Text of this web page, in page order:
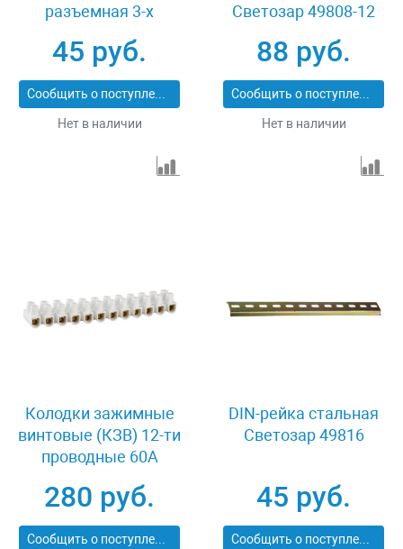
разъемная 3-х
Светозар 49190-3
45 руб.
Сообщить о поступлении
Нет в наличии
Светозар 49808-12
88 руб.
Сообщить о поступлении
Нет в наличии
Колодки зажимные
винтовые (КЗВ) 12-ти
проводные 60А
280 руб.
Сообщить о поступлении
DIN-рейка стальная
Светозар 49816
45 руб.
Сообщить о поступлении